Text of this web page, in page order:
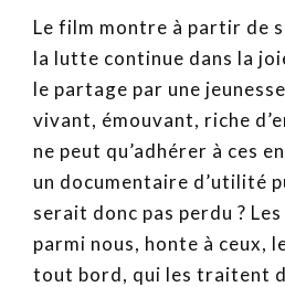
Le film montre à partir de
la lutte continue dans la
le partage par une
vivant, émouvant, riche
ne peut qu’adhérer à ces
un documentaire d’utilité
serait donc pas perdu ?
parmi nous, honte à ceux,
tout bord, qui les traitent